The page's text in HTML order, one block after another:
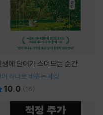
생에 단어가 스며드는 순간
어 하나로 바뀌는 세상
10.0 (16)